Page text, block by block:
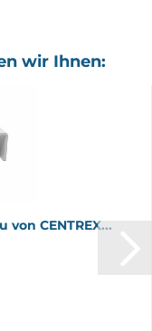
wir Ihnen:
CEN­TREX...